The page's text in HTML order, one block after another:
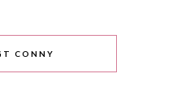
CONNY